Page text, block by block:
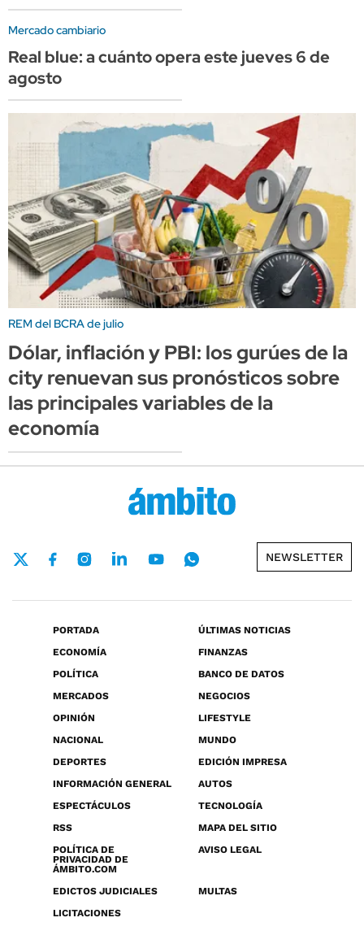
Mercado cambiario
Real blue: a cuánto opera este jueves 6 de
agosto
REM del BCRA de julio
Dólar, inflación y PBI: los gurúes de la
city renuevan sus pronósticos sobre
las principales variables de la
economía
NEWSLETTER
PORTADA
ÚLTIMAS NOTICIAS
ECONOMÍA
FINANZAS
POLÍTICA
BANCO DE DATOS
MERCADOS
NEGOCIOS
OPINIÓN
LIFESTYLE
NACIONAL
MUNDO
DEPORTES
EDICIÓN IMPRESA
INFORMACIÓN GENERAL
AUTOS
ESPECTÁCULOS
TECNOLOGÍA
RSS
MAPA DEL SITIO
POLÍTICA DE
PRIVACIDAD DE
ÁMBITO.COM
AVISO LEGAL
EDICTOS JUDICIALES
MULTAS
LICITACIONES